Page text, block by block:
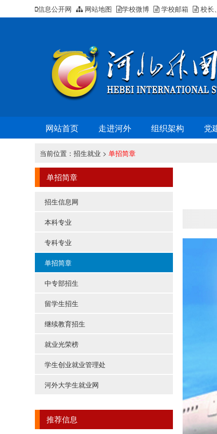
信息公开网 网站地图 学校微博 学校邮箱 校长
党
组织架构
走进河外
网站首页
当前位置： 招生就业 > 单招简章
单招简章
招生信息网
本科专业
专科专业
单招简章
中专部招生
留学生招生
继续教育招生
就业光荣榜
学生创业就业管理处
河外大学生就业网
推荐信息